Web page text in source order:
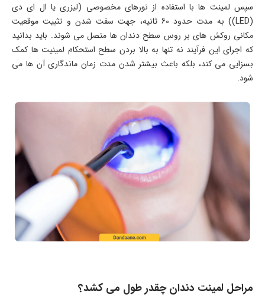
سپس لمینت ها با استفاده از نورهای مخصوصی (لیزری یا ال ای دی
(LED)) به مدت حدود 60 ثانیه، جهت سفت شدن و تثبیت موقعیت
مکانی روکش های بر روس سطح دندان ها متصل می شوند. باید بدانید
که اجرای این فرآیند نه تنها به بالا بردن سطح استحکام لمینیت ها کمک
بسزایی می کند، بلکه باعث بیشتر شدن مدت زمان ماندگاری آن ها می
شود.
مراحل لمینت دندان چقدر طول می کشد؟